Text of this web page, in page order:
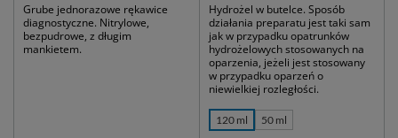
Grube jednorazowe rękawice
diagnostyczne. Nitrylowe,
bezpudrowe, z długim
mankietem.
Hydrożel w butelce. Sposób
działania preparatu jest taki sam
jak w przypadku opatrunków
hydrożelowych stosowanych na
oparzenia, jeżeli jest stosowany
w przypadku oparzeń o
niewielkiej rozległości.
120 ml 50 ml